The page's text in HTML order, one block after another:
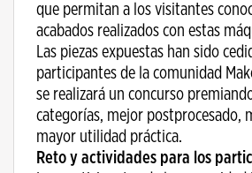
que permitan a los visitantes
acabados realizados con estas
Las piezas expuestas han sido
participantes de la comunidad
se realizará un concurso
categorías, mejor postprocesado,
mayor utilidad práctica.
Reto y actividades para los